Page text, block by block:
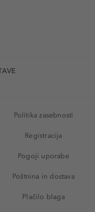
Politika zasebnosti
Registracija
Pogoji uporabe
Poštnina in dostava
Plačilo blaga